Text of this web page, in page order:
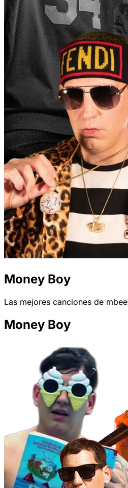
Money Boy
Las mejores canciones de
Money Boy